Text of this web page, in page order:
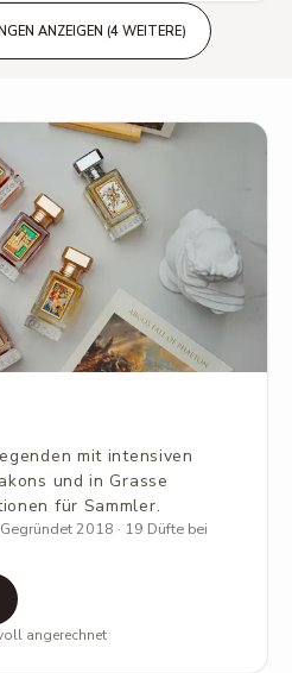
gehört dann dem Tabak –
Rauch, sondern süßer,
ANZEIGEN (4 WEITERE)
mit intensiven
und in Grasse
für Sammler.
2018 · 19 Düfte bei
angerechnet